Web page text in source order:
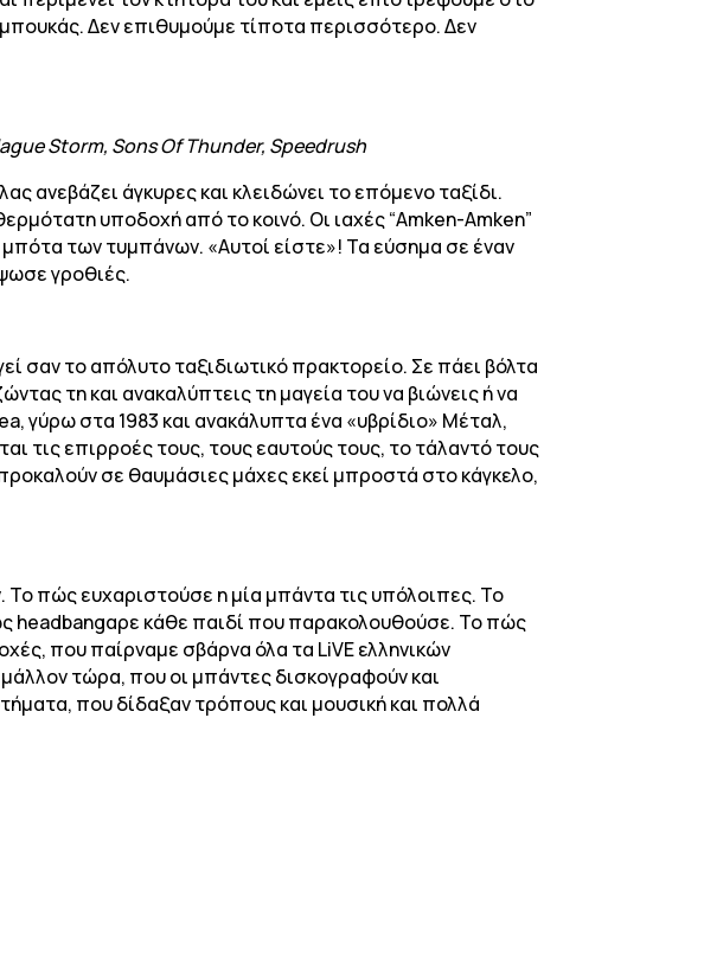
Δεν επιθυμούμε τίποτα περισσότερο. Δεν
Storm, Sons Of Thunder, Speedrush
ανεβάζει άγκυρες και κλειδώνει το επόμενο ταξίδι.
υποδοχή από το κοινό. Οι ιαχές “Amken-Amken”
των τυμπάνων. «Αυτοί είστε»! Τα εύσημα σε έναν
γροθιές.
σαν το απόλυτο ταξιδιωτικό πρακτορείο. Σε πάει βόλτα
τη και ανακαλύπτεις τη μαγεία του να βιώνεις ή να
γύρω στα 1983 και ανακάλυπτα ένα «υβρίδιο» Μέταλ,
τις επιρροές τους, τους εαυτούς τους, το τάλαντό τους
σε θαυμάσιες μάχες εκεί μπροστά στο κάγκελο,
πώς ευχαριστούσε η μία μπάντα τις υπόλοιπες. Το
headbangαρε κάθε παιδί που παρακολουθούσε. Το πώς
που παίρναμε σβάρνα όλα τα LiVE ελληνικών
τώρα, που οι μπάντες δισκογραφούν και
που δίδαξαν τρόπους και μουσική και πολλά